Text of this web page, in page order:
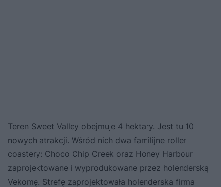
Teren Sweet Valley obejmuje 4 hektary. Jest tu 10
nowych atrakcji. Wśród nich dwa familijne roller
coastery: Choco Chip Creek oraz Honey Harbour
zaprojektowane i wyprodukowane przez holenderską
Vekomę. Strefę zaprojektowała holenderska firma